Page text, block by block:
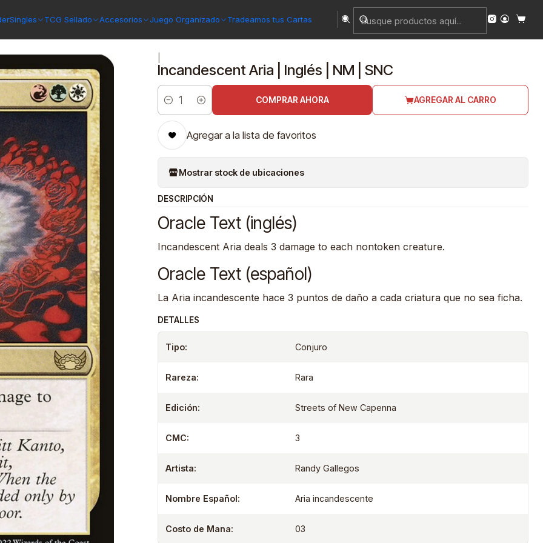
Singles TCG Sellado Accesorios Juego Organizado Tradeamos tus Cartas
Incandescent Aria | Inglés | NM | SNC
Incandescent Aria | Inglés | NM | SNC
Cantidad
AGREGAR AL CARRO
COMPRAR AHORA
Agregar a la lista de favoritos
Mostrar stock de ubicaciones
DESCRIPCIÓN
Oracle Text (inglés)
Incandescent Aria deals 3 damage to each nontoken creature.
Oracle Text (español)
La Aria incandescente hace 3 puntos de daño a cada criatura que no sea ficha.
DETALLES
Tipo: Conjuro
Rareza: Rara
Edición: Streets of New Capenna
CMC: 3
Artista: Randy Gallegos
Nombre Español: Aria incandescente
Costo de Mana: 03